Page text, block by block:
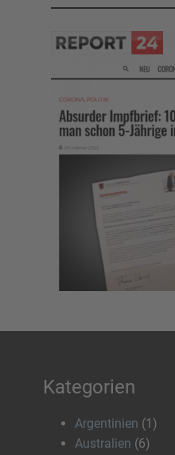
Kategorien
Argentinien (1)
Australien (6)